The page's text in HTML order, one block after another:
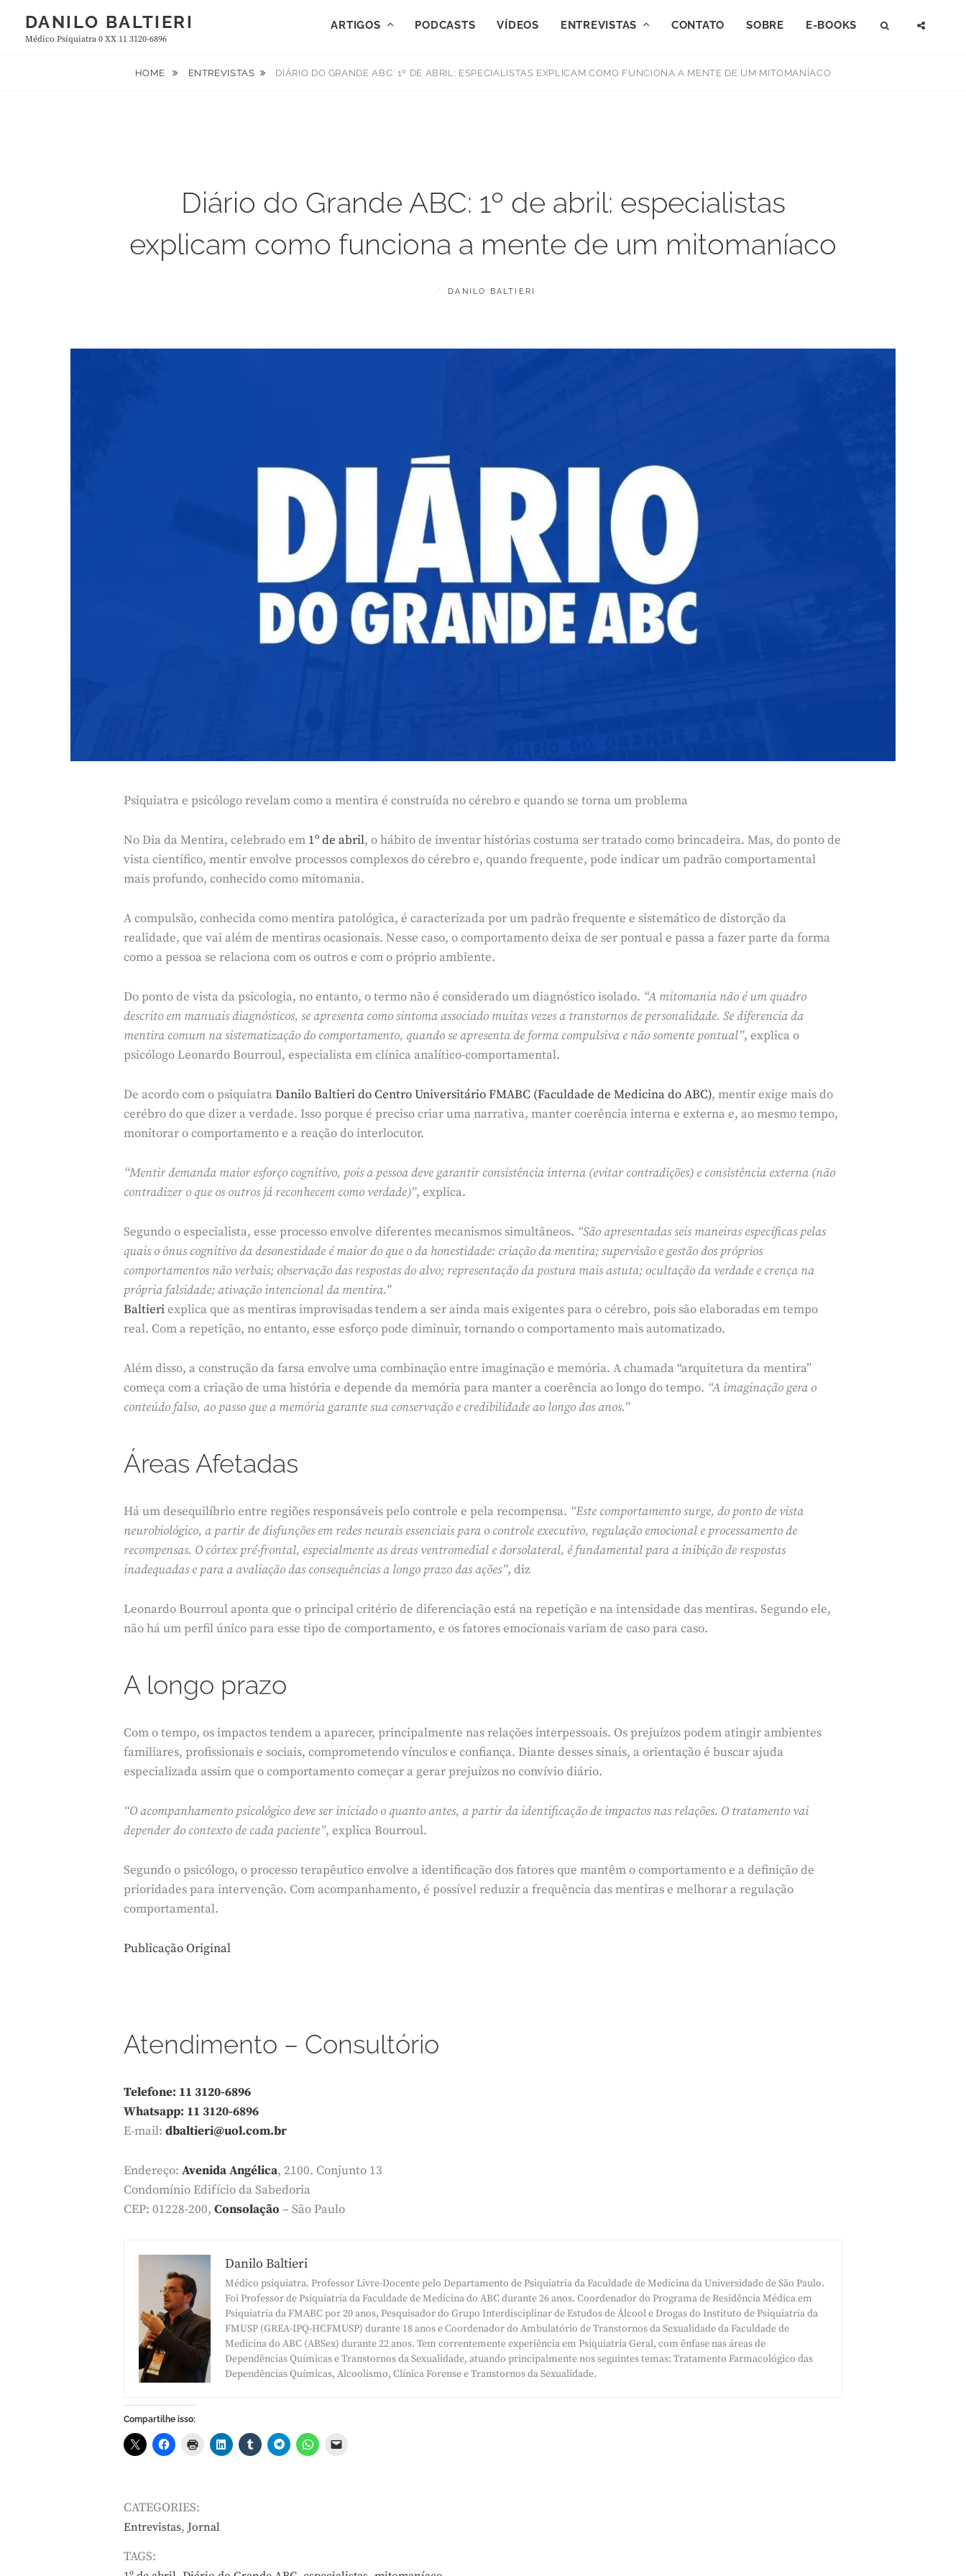
DANILO BALTIERI
Médico Psiquiatra 0 XX 11 3120-6896
ARTIGOS PODCASTS VÍDEOS ENTREVISTAS CONTATO SOBRE E-BOOKS SEARCH
HOME ENTREVISTAS DIÁRIO DO GRANDE ABC: 1º DE ABRIL: ESPECIALISTAS EXPLICAM COMO FUNCIONA A MENTE DE UM MITOMANÍACO
Diário do Grande ABC: 1º de abril: especialistas
explicam como funciona a mente de um mitomaníaco
POSTED
BY
DANILO BALTIERI
Psiquiatra e psicólogo revelam como a mentira é construída no cérebro e quando se torna um problema
No Dia da Mentira, celebrado em 1º de abril, o hábito de inventar histórias costuma ser tratado como brincadeira. Mas, do ponto de
vista científico, mentir envolve processos complexos do cérebro e, quando frequente, pode indicar um padrão comportamental
mais profundo, conhecido como mitomania.
A compulsão, conhecida como mentira patológica, é caracterizada por um padrão frequente e sistemático de distorção da
realidade, que vai além de mentiras ocasionais. Nesse caso, o comportamento deixa de ser pontual e passa a fazer parte da forma
como a pessoa se relaciona com os outros e com o próprio ambiente.
Do ponto de vista da psicologia, no entanto, o termo não é considerado um diagnóstico isolado. “A mitomania não é um quadro
descrito em manuais diagnósticos, se apresenta como sintoma associado muitas vezes a transtornos de personalidade. Se diferencia da
mentira comum na sistematização do comportamento, quando se apresenta de forma compulsiva e não somente pontual”, explica o
psicólogo Leonardo Bourroul, especialista em clínica analítico-comportamental.
De acordo com o psiquiatraDanilo Baltieri do Centro Universitário FMABC (Faculdade de Medicina do ABC), mentir exige mais do
cerébro do que dizer a verdade. Isso porque é preciso criar uma narrativa, manter coerência interna e externa e, ao mesmo tempo,
monitorar o comportamento e a reação do interlocutor.
“Mentir demanda maior esforço cognitivo, pois a pessoa deve garantir consistência interna (evitar contradições) e consistência externa (não
contradizer o que os outros já reconhecem como verdade)”, explica.
Segundo o especialista, esse processo envolve diferentes mecanismos simultâneos. “São apresentadas seis maneiras específicas pelas
quais o ônus cognitivo da desonestidade é maior do que o da honestidade: criação da mentira; supervisão e gestão dos próprios
comportamentos não verbais; observação das respostas do alvo; representação da postura mais astuta; ocultação da verdade e crença na
própria falsidade; ativação intencional da mentira.”
Baltieriexplica que as mentiras improvisadas tendem a ser ainda mais exigentes para o cérebro, pois são elaboradas em tempo
real. Com a repetição, no entanto, esse esforço pode diminuir, tornando o comportamento mais automatizado.
Além disso, a construção da farsa envolve uma combinação entre imaginação e memória. A chamada “arquitetura da mentira”
começa com a criação de uma história e depende da memória para manter a coerência ao longo do tempo. “A imaginação gera o
conteúdo falso, ao passo que a memória garante sua conservação e credibilidade ao longo dos anos.”
Áreas Afetadas
Há um desequilíbrio entre regiões responsáveis pelo controle e pela recompensa. “Este comportamento surge, do ponto de vista
neurobiológico, a partir de disfunções em redes neurais essenciais para o controle executivo, regulação emocional e processamento de
recompensas. O córtex pré-frontal, especialmente as áreas ventromedial e dorsolateral, é fundamental para a inibição de respostas
inadequadas e para a avaliação das consequências a longo prazo das ações”, diz
Leonardo Bourroul aponta que o principal critério de diferenciação está na repetição e na intensidade das mentiras. Segundo ele,
não há um perfil único para esse tipo de comportamento, e os fatores emocionais variam de caso para caso.
A longo prazo
Com o tempo, os impactos tendem a aparecer, principalmente nas relações interpessoais. Os prejuízos podem atingir ambientes
familiares, profissionais e sociais, comprometendo vínculos e confiança. Diante desses sinais, a orientação é buscar ajuda
especializada assim que o comportamento começar a gerar prejuízos no convívio diário.
“O acompanhamento psicológico deve ser iniciado o quanto antes, a partir da identificação de impactos nas relações. O tratamento vai
depender do contexto de cada paciente”, explica Bourroul.
Segundo o psicólogo, o processo terapêutico envolve a identificação dos fatores que mantêm o comportamento e a definição de
prioridades para intervenção. Com acompanhamento, é possível reduzir a frequência das mentiras e melhorar a regulação
comportamental.
Publicação Original
Atendimento – Consultório
Telefone: 11 3120-6896
Whatsapp: 11 3120-6896
E-mail: dbaltieri@uol.com.br
Endereço: Avenida Angélica, 2100. Conjunto 13
Condomínio Edifício da Sabedoria
CEP: 01228-200, Consolação – São Paulo
Danilo Baltieri
Médico psiquiatra. Professor Livre-Docente pelo Departamento de Psiquiatria da Faculdade de Medicina da Universidade de São Paulo.
Foi Professor de Psiquiatria da Faculdade de Medicina do ABC durante 26 anos. Coordenador do Programa de Residência Médica em
Psiquiatria da FMABC por 20 anos, Pesquisador do Grupo Interdisciplinar de Estudos de Álcool e Drogas do Instituto de Psiquiatria da
FMUSP (GREA-IPQ-HCFMUSP) durante 18 anos e Coordenador do Ambulatório de Transtornos da Sexualidade da Faculdade de
Medicina do ABC (ABSex) durante 22 anos. Tem correntemente experiência em Psiquiatria Geral, com ênfase nas áreas de
Dependências Químicas e Transtornos da Sexualidade, atuando principalmente nos seguintes temas: Tratamento Farmacológico das
Dependências Químicas, Alcoolismo, Clínica Forense e Transtornos da Sexualidade.
Compartilhe isso:
CATEGORIES:
Entrevistas, Jornal
TAGS: